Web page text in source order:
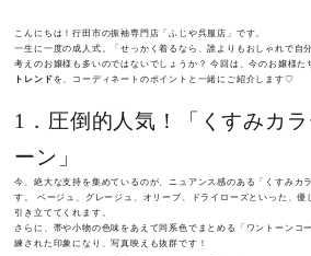
こんにちは！行田市の振袖専門店「ふじや呉服店」です。
一生に一度の成人式。「せっかく着るなら、誰よりもおしゃれで自
考えのお嬢様も多いのではないでしょうか？ 今回は、今のお嬢様た
トレンド を、コーディネートのポイントと一緒にご紹介します♡
1
．圧倒的人気！「くすみカ
ーン」
今、絶大な支持を集めているのが、ニュアンス感のある「くすみカ
す。 ベージュ、グレージュ、オリーブ、ドライローズといった、優
引き立ててくれます。
さらに、帯や小物の色味をあえて同系色でまとめる「ワントーンコ
練された印象になり、写真映えも抜群です！